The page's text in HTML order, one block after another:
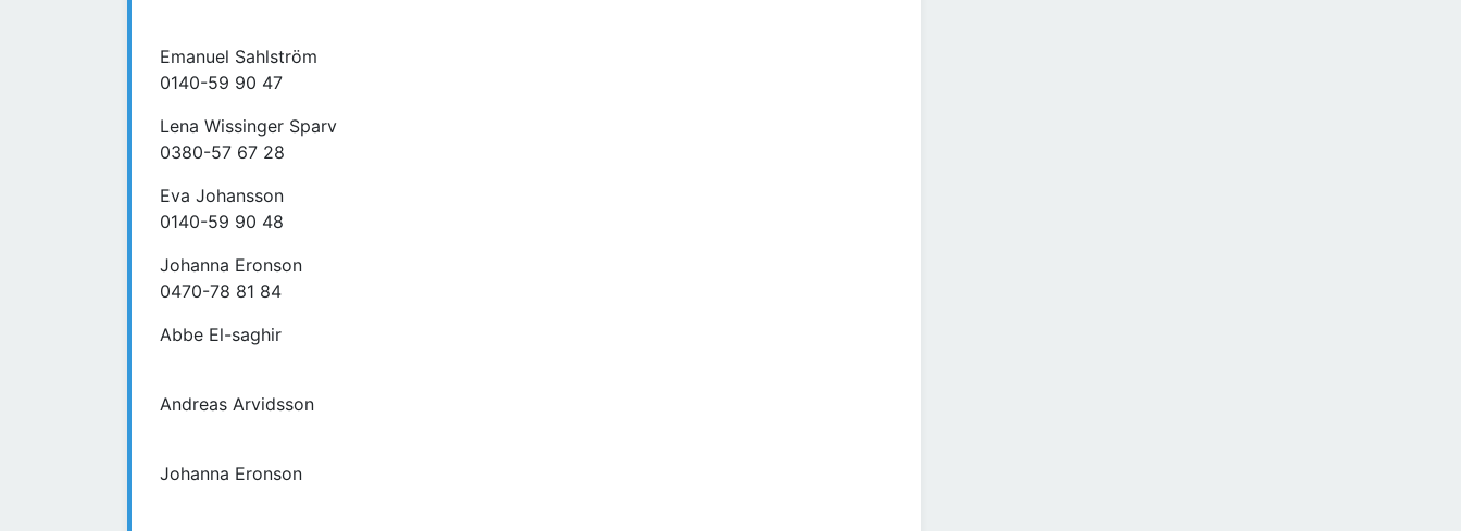
Emanuel Sahlström
0140-59 90 47
Lena Wissinger Sparv
0380-57 67 28
Eva Johansson
0140-59 90 48
Johanna Eronson
0470-78 81 84
Abbe El-saghir
Andreas Arvidsson
Johanna Eronson